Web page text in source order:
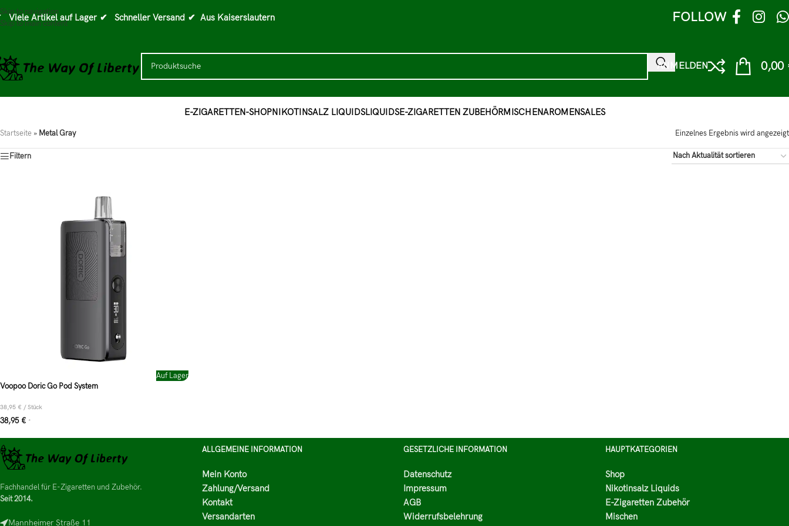
Skip to navigation
Skip to main content
Viele Artikel auf Lager ✔ Schneller Versand ✔ Aus Kaiserslautern FOLLOW
ANMELDEN 0,00
E-ZIGARETTEN-SHOPNIKOTINSALZ LIQUIDSLIQUIDSE-ZIGARETTEN ZUBEHÖRMISCHENAROMENSALES
Startseite » Metal Gray Einzelnes Ergebnis wird angezeigt
Filtern
Auf Lager
Voopoo Doric Go Pod System
38,95 € /Stück
38,95 € *
Fachhandel für E-Zigaretten und Zubehör.
Seit 2014.
Mannheimer Straße 11
ALLGEMEINE INFORMATION
Mein Konto
Zahlung/Versand
Kontakt
Versandarten
GESETZLICHE INFORMATION
Datenschutz
Impressum
AGB
Widerrufsbelehrung
HAUPTKATEGORIEN
Shop
Nikotinsalz Liquids
E-Zigaretten Zubehör
Mischen